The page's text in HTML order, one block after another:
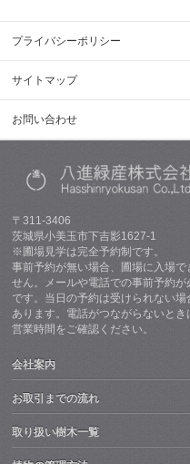
プライバシーポリシー
サイトマップ
お問い合わせ
〒311-3406
茨城県小美玉市下吉影1627-1
※圃場見学は完全予約制です。
事前予約が無い場合、圃場に入場で
せん。メールや電話での事前予約が
です。当日の予約は受けられない場
あります。電話がつながらないとき
営業時間をご確認ください。
会社案内
お取引までの流れ
取り扱い樹木一覧